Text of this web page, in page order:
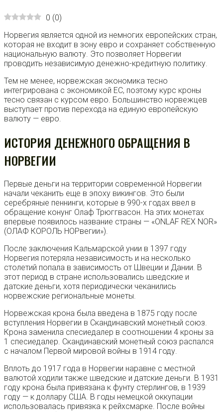
0 (0)
Норвегия является одной из немногих европейских стран,
которая не входит в зону евро и сохраняет собственную
национальную валюту. Это позволяет Норвегии
проводить независимую денежно-кредитную политику.
Тем не менее, норвежская экономика тесно
интегрирована с экономикой ЕС, поэтому курс кроны
тесно связан с курсом евро. Большинство норвежцев
выступает против перехода на единую европейскую
валюту — евро.
ИСТОРИЯ ДЕНЕЖНОГО ОБРАЩЕНИЯ В
НОРВЕГИИ
Первые деньги на территории современной Норвегии
начали чеканить еще в эпоху викингов. Это были
серебряные пеннинги, которые в 990-х годах ввел в
обращение конунг Олаф Трюггвасон. На этих монетах
впервые появилось название страны — «ONLAF REX NOR»
(ОЛАФ КОРОЛЬ НОРвегии»).
После заключения Кальмарской унии в 1397 году
Норвегия потеряла независимость и на несколько
столетий попала в зависимость от Швеции и Дании. В
этот период в стране использовались шведские и
датские деньги, хотя периодически чеканились
норвежские региональные монеты.
Норвежская крона была введена в 1875 году после
вступления Норвегии в Скандинавский монетный союз.
Крона заменила спесиедалер в соотношении 4 кроны за
1 спесиедалер. Скандинавский монетный союз распался
с началом Первой мировой войны в 1914 году.
Вплоть до 1917 года в Норвегии наравне с местной
валютой ходили также шведские и датские деньги. В 1931
году крона была привязана к фунту стерлингов, в 1939
году — к доллару США. В годы немецкой оккупации
использовалась привязка к рейхсмарке. После войны